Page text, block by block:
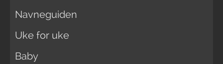
Navneguiden
Uke for uke
Baby